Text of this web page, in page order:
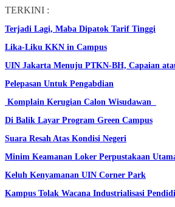
Skip
the
content
TERKINI :
Terjadi Lagi, Maba Dipatok Tarif Tinggi
Lika-Liku KKN in Campus
UIN Jakarta Menuju PTKN-BH, Capaian
Pelepasan Untuk Pengabdian
Komplain Kerugian Calon Wisudawan
Di Balik Layar Program Green Campus
Suara Resah Atas Kondisi Negeri
Minim Keamanan Loker Perpustakaan
Keluh Kenyamanan UIN Corner Park
Kampus Tolak Wacana Industrialisasi